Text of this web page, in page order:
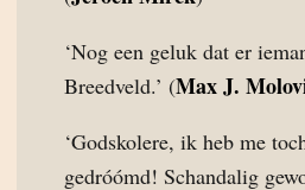
‘Nog een geluk dat er
Breedveld.’ (Max J.
‘Godskolere, ik heb me
gedróómd! Schandalig